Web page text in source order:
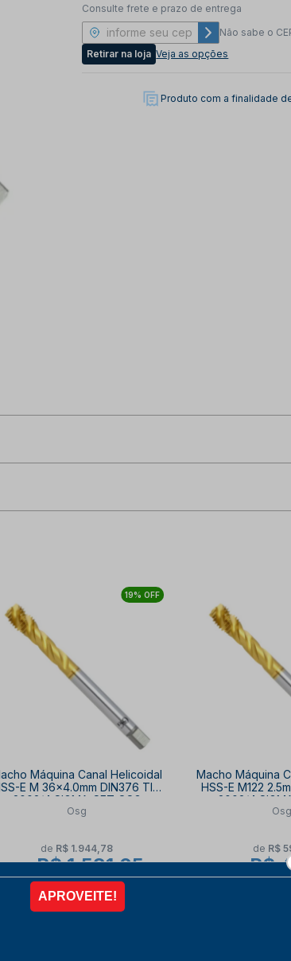
Consulte frete e prazo de entrega
Não sabe o
Retirar na loja Veja as opções
Produto com a finalidade
19% OFF
Máquina Canal Helicoidal
E M 36x4.0mm DIN376 TIN
2002/4 SIGMA-SFT OSG
Osg
de R$ 1.944,78
porR$ 1.581,05
à vista no PIXcom10% OFF
6x deR$ 292,79
Macho Máquina
HSS-E M122
2002/4
Osg
de R$
porR$